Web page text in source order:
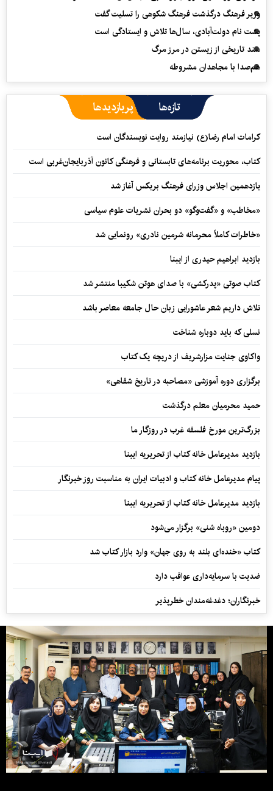
وزیر فرهنگ درگذشت فرهنگ شکوهی را تسلیت گفت
پشت نام دولت‌آبادی، سال‌ها تلاش و ایستادگی است
سند تاریخی از زیستن در مرز مرگ
هم‌صدا با مجاهدان مشروطه
تازه‌ها پربازدیدها
کرامات امام رضا(ع) نیازمند روایت نویسندگان است
کتاب، محوریت برنامه‌های تابستانی و فرهنگی کانون آذربایجان‌غربی است
یازدهمین اجلاس وزرای فرهنگ بریکس آغاز شد
«مخاطب» و «گفت‌وگو» دو بحران نشریات علوم سیاسی
«خاطرات کاملاً محرمانه شرمین نادری» رونمایی شد
بازدید ابراهیم حیدری از ایبنا
کتاب صوتی «پدرکشی» با صدای هوتن شکیبا منتشر شد
تلاش داریم شعر عاشورایی زبان حال جامعه معاصر باشد
نسلی که باید دوباره شناخت
واکاوی جنایت مزارشریف از دریچه یک کتاب
برگزاری دوره آموزشی «مصاحبه در تاریخ شفاهی»
حمید محرمیان معلم درگذشت
بزرگ‌ترین مورخ فلسفه غرب در روزگار ما
بازدید مدیرعامل خانه کتاب از تحریریه ایبنا
پیام مدیرعامل خانه کتاب و ادبیات ایران به مناسبت روز خبرنگار
بازدید مدیرعامل خانه کتاب از تحریریه ایبنا
دومین «روباه شنی» برگزار می‌شود
کتاب «خنده‌ای بلند به روی جهان» وارد بازار کتاب شد
ضدیت با سرمایه‌داری عواقب دارد
خبرنگاران؛ دغدغه‌مندان خطرپذیر